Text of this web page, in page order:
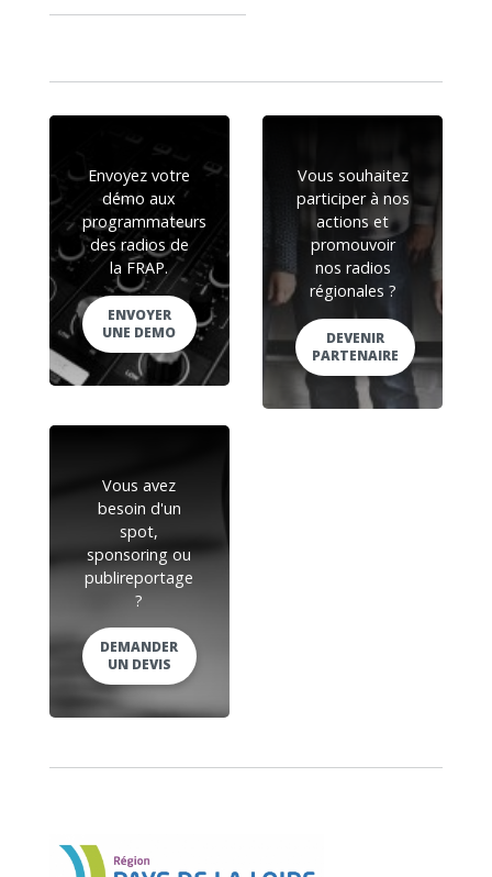
Envoyez votre
démo aux
programmateurs
des radios de
la FRAP.
ENVOYER
UNE DEMO
Vous souhaitez
participer à nos
actions et
promouvoir
nos radios
régionales ?
DEVENIR
PARTENAIRE
Vous avez
besoin d'un
spot,
sponsoring ou
publireportage
?
DEMANDER
UN DEVIS